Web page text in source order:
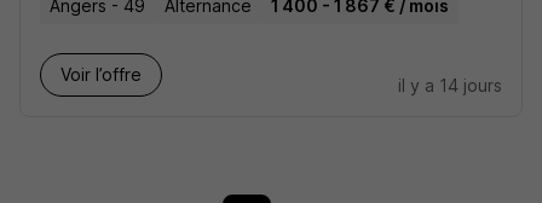
Angers - 49 Alternance 1 400 - 1 867 € / mois
Voir l’offre
il y a 14 jours